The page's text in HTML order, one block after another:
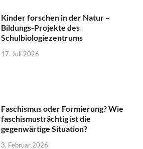
Kinder forschen in der Natur –
Bildungs-Projekte des
Schulbiologiezentrums
17. Juli 2026
Faschismus oder Formierung? Wie
faschismusträchtig ist die
gegenwärtige Situation?
3. Februar 2026